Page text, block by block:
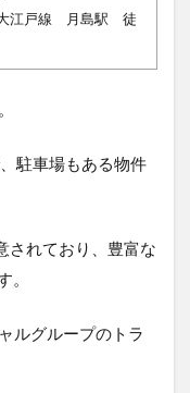
江戸線 月島駅 徒
駐車場もある物件
されており、豊富な
。
ルグループのトラ